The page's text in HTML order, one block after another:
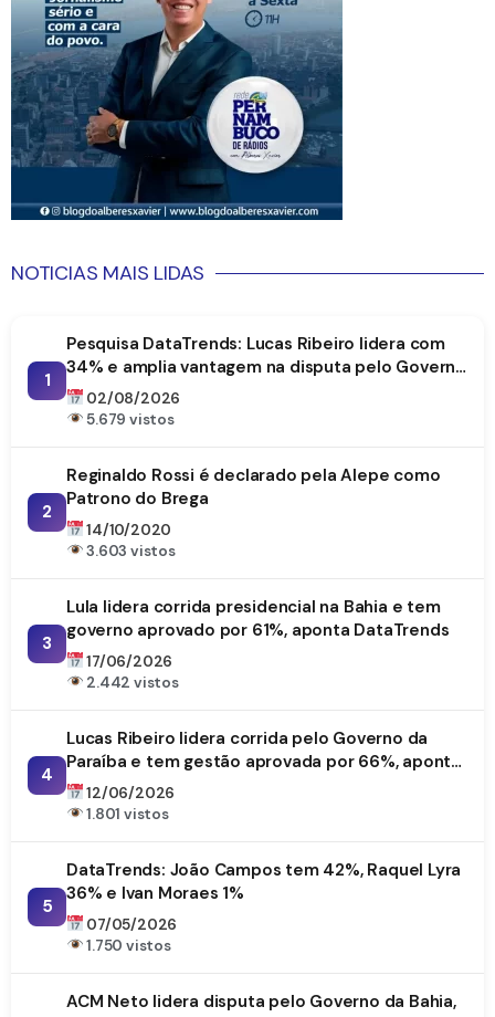
NOTICIAS MAIS LIDAS
1
Pesquisa DataTrends: Lucas Ribeiro lidera com
34% e amplia vantagem na disputa pelo Governo
da Paraíba
02/08/2026
5.679 vistos
2
Reginaldo Rossi é declarado pela Alepe como
Patrono do Brega
14/10/2020
3.603 vistos
3
Lula lidera corrida presidencial na Bahia e tem
governo aprovado por 61%, aponta DataTrends
17/06/2026
2.442 vistos
4
Lucas Ribeiro lidera corrida pelo Governo da
Paraíba e tem gestão aprovada por 66%, aponta
DataTrends
12/06/2026
1.801 vistos
5
DataTrends: João Campos tem 42%, Raquel Lyra
36% e Ivan Moraes 1%
07/05/2026
1.750 vistos
ACM Neto lidera disputa pelo Governo da Bahia,